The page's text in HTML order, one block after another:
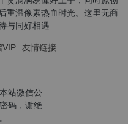
重温像素热血时光。这里无商
与同好相遇
VIP 友情链接
站微信公
码，谢绝